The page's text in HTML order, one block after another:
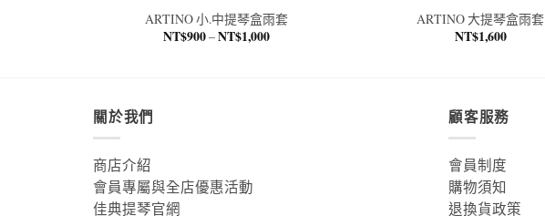
ARTINO 小.中提琴盒雨套
NT$900–NT$1,000價
ARTINO 大提琴盒雨套
NT$1,600
關於我們
商店介紹
會員專屬與全店優惠活動
佳典提琴官網
顧客服務
會員制度
購物須知
退換貨政策